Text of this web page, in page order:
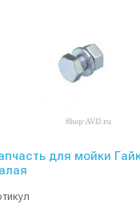
для мойки